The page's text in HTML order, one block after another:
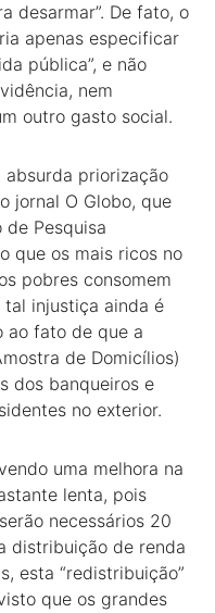
desarmar”. De fato, o
apenas especificar
pública”, e não
nem
outro gasto social.
priorização
jornal O Globo, que
Pesquisa
que os mais ricos no
pobres consomem
tal injustiça ainda é
ao fato de que a
de Domicílios)
dos banqueiros e
no exterior.
uma melhora na
lenta, pois
necessários 20
distribuição de renda
esta “redistribuição”
que os grandes